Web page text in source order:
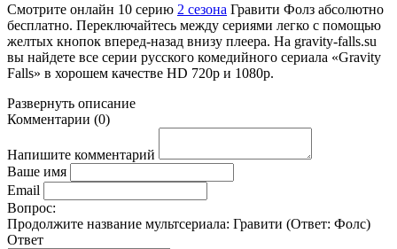
Смотрите онлайн 10 серию 2 сезона Гравити Фолз абсолютно
бесплатно. Переключайтесь между сериями легко с помощью
желтых кнопок вперед-назад внизу плеера. На gravity-falls.su
вы найдете все серии русского комедийного сериала «Gravity
Falls» в хорошем качестве HD 720p и 1080p.
Развернуть описание
Комментарии (0)
Напишите комментарий
Ваше имя
Email
Вопрос:
Продолжите название мультсериала: Гравити (Ответ: Фолс)
Ответ